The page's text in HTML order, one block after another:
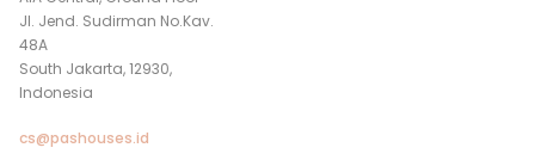
Jl. Jend. Sudirman No.Kav.
48A
South Jakarta, 12930,
Indonesia
cs@pashouses.id